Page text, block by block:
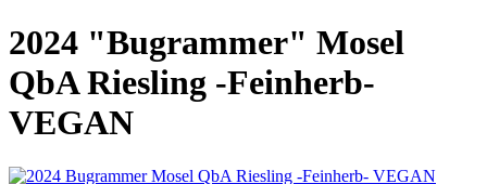
2024 "Bugrammer" Mosel
QbA Riesling -Feinherb-
VEGAN